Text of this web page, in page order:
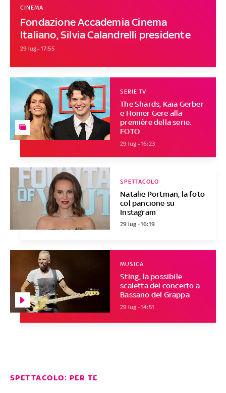
Fondazione Accademia Cinema
Italiano, Silvia Calandrelli presidente
CINEMA
29 lug - 17:55
The Shards, Kaia Gerber
e Homer Gere alla
première della serie.
FOTO
SERIE TV
29 lug - 16:23
Natalie Portman, la foto
col pancione su
Instagram
SPETTACOLO
29 lug - 16:19
Sting, la possibile
scaletta del concerto a
Bassano del Grappa
MUSICA
29 lug - 14:51
SPETTACOLO: PER TE